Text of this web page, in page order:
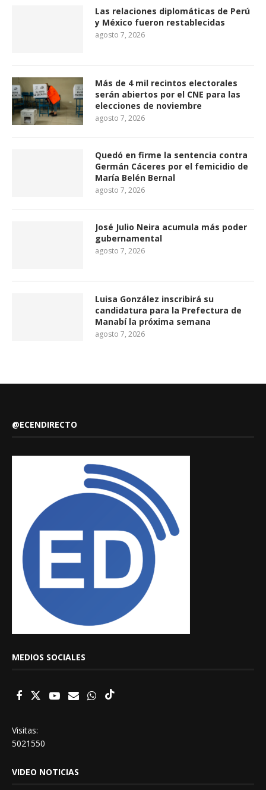
Las relaciones diplomáticas de Perú
y México fueron restablecidas
agosto 7, 2026
Más de 4 mil recintos electorales
serán abiertos por el CNE para las
elecciones de noviembre
agosto 7, 2026
Quedó en firme la sentencia contra
Germán Cáceres por el femicidio de
María Belén Bernal
agosto 7, 2026
José Julio Neira acumula más poder
gubernamental
agosto 7, 2026
Luisa González inscribirá su
candidatura para la Prefectura de
Manabí la próxima semana
agosto 7, 2026
@ECENDIRECTO
MEDIOS SOCIALES
Visitas:
5021550
VIDEO NOTICIAS